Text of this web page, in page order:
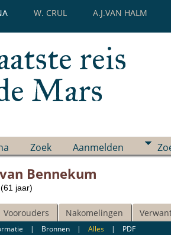
W. CRUL A.J.VAN HALM
reis
Mars
Zoek Aanmelden
Bennekum
jaar)
Voorouders Nakomelingen
| Bronnen |Alles | PDF